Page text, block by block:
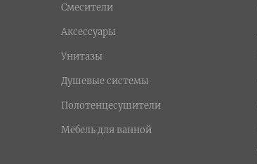
Смесители
Аксессуары
Унитазы
Душевые системы
Полотенцесушители
Мебель для ванной